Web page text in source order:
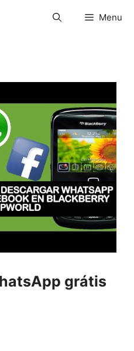
Menu
grátis